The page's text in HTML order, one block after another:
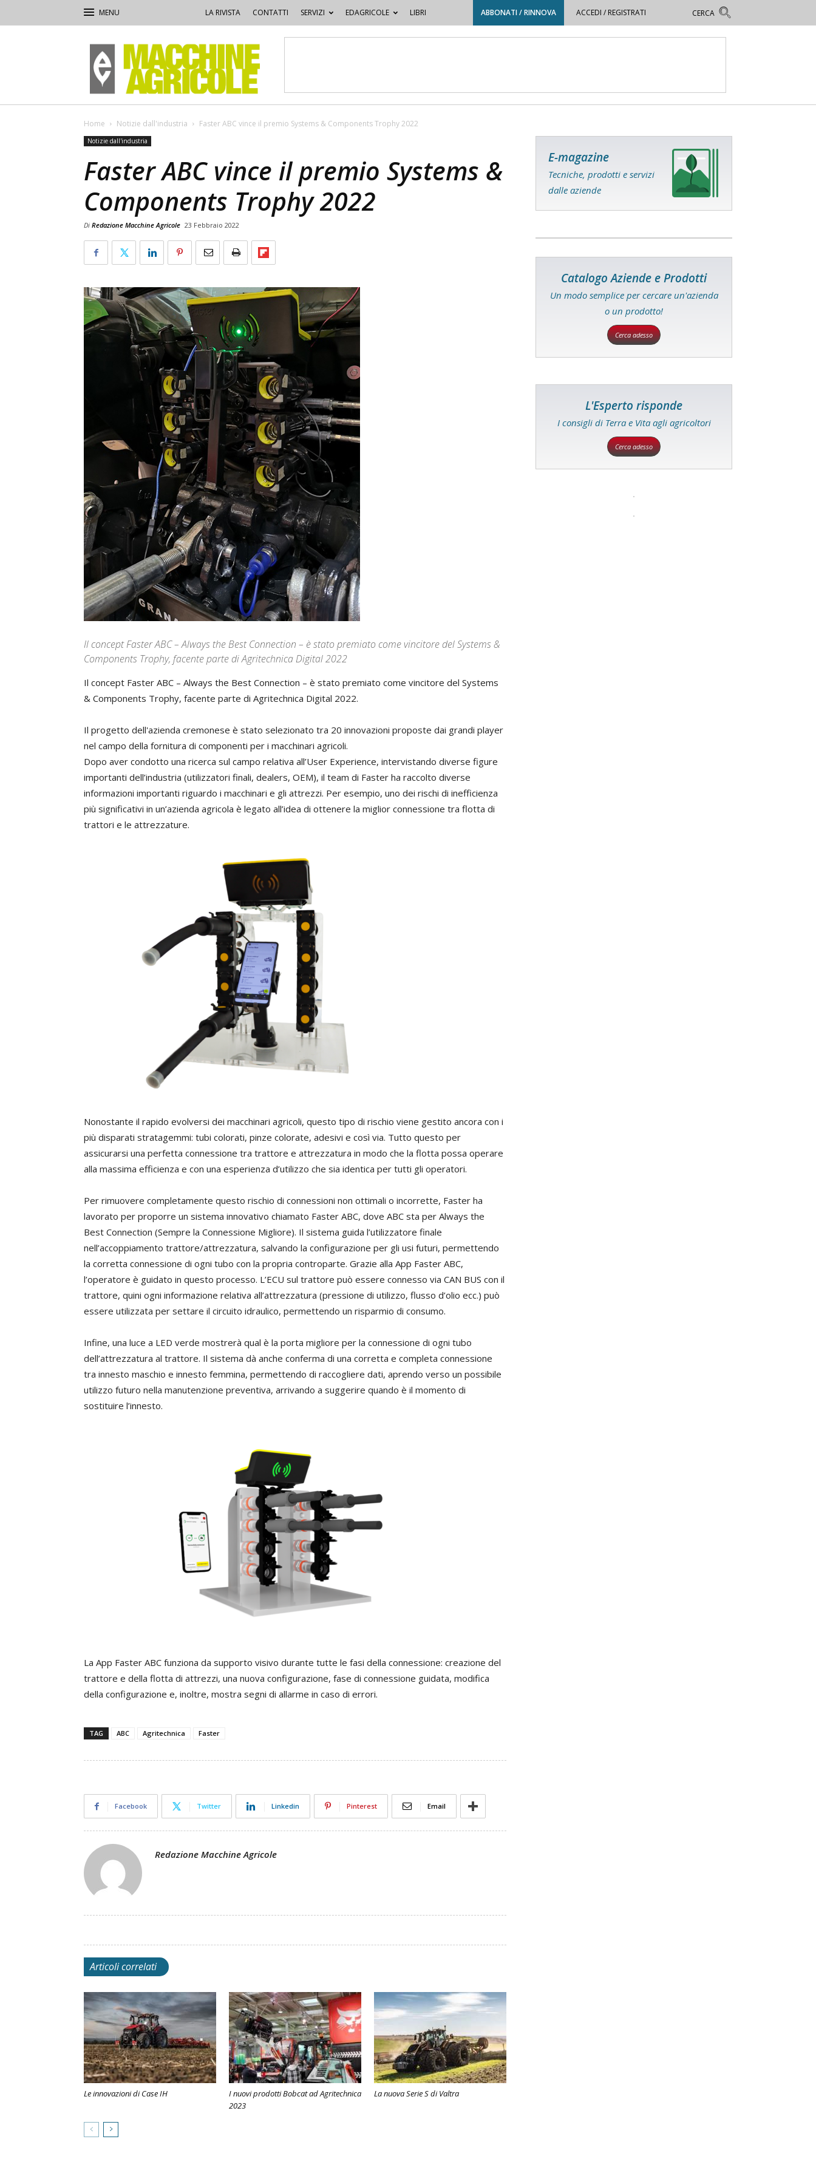
LA RIVISTA CONTATTI SERVIZI EDAGRICOLE LIBRI ABBONATI / RINNOVA ACCEDI / REGISTRATI
Macchine
Agricole
Home Notizie dall'industria Faster ABC vince il premio Systems & Components Trophy 2022
Notizie dall'industria
Faster ABC vince il premio Systems &
Components Trophy 2022
Di Redazione Macchine Agricole 23 Febbraio 2022
Il concept Faster ABC – Always the Best Connection – è stato premiato come vincitore del Systems &
Components Trophy, facente parte di Agritechnica Digital 2022
Il concept Faster ABC – Always the Best Connection – è stato premiato come vincitore del Systems
& Components Trophy, facente parte di Agritechnica Digital 2022.
Il progetto dell'azienda cremonese è stato selezionato tra 20 innovazioni proposte dai grandi player
nel campo della fornitura di componenti per i macchinari agricoli.
Dopo aver condotto una ricerca sul campo relativa all’User Experience, intervistando diverse figure
importanti dell’industria (utilizzatori finali, dealers, OEM), il team di Faster ha raccolto diverse
informazioni importanti riguardo i macchinari e gli attrezzi. Per esempio, uno dei rischi di inefficienza
più significativi in un’azienda agricola è legato all’idea di ottenere la miglior connessione tra flotta di
trattori e le attrezzature.
Nonostante il rapido evolversi dei macchinari agricoli, questo tipo di rischio viene gestito ancora con i
più disparati stratagemmi: tubi colorati, pinze colorate, adesivi e così via. Tutto questo per
assicurarsi una perfetta connessione tra trattore e attrezzatura in modo che la flotta possa operare
alla massima efficienza e con una esperienza d’utilizzo che sia identica per tutti gli operatori.
Per rimuovere completamente questo rischio di connessioni non ottimali o incorrette, Faster ha
lavorato per proporre un sistema innovativo chiamato Faster ABC, dove ABC sta per Always the
Best Connection (Sempre la Connessione Migliore). Il sistema guida l’utilizzatore finale
nell’accoppiamento trattore/attrezzatura, salvando la configurazione per gli usi futuri, permettendo
la corretta connessione di ogni tubo con la propria controparte. Grazie alla App Faster ABC,
l’operatore è guidato in questo processo. L’ECU sul trattore può essere connesso via CAN BUS con il
trattore, quini ogni informazione relativa all’attrezzatura (pressione di utilizzo, flusso d’olio ecc.) può
essere utilizzata per settare il circuito idraulico, permettendo un risparmio di consumo.
Infine, una luce a LED verde mostrerà qual è la porta migliore per la connessione di ogni tubo
dell’attrezzatura al trattore. Il sistema dà anche conferma di una corretta e completa connessione
tra innesto maschio e innesto femmina, permettendo di raccogliere dati, aprendo verso un possibile
utilizzo futuro nella manutenzione preventiva, arrivando a suggerire quando è il momento di
sostituire l’innesto.
La App Faster ABC funziona da supporto visivo durante tutte le fasi della connessione: creazione del
trattore e della flotta di attrezzi, una nuova configurazione, fase di connessione guidata, modifica
della configurazione e, inoltre, mostra segni di allarme in caso di errori.
TAG ABC Agritechnica Faster
Facebook Twitter Linkedin Pinterest Email
Redazione Macchine Agricole
Articoli correlati
Le innovazioni di Case IH
I nuovi prodotti Bobcat ad Agritechnica
2023
La nuova Serie S di Valtra
E-magazine
Tecniche, prodotti e servizi
dalle aziende
Catalogo Aziende e Prodotti
Un modo semplice per cercare un'azienda
o un prodotto!
Cerca adesso
L'Esperto risponde
I consigli di Terra e Vita agli agricoltori
Cerca adesso